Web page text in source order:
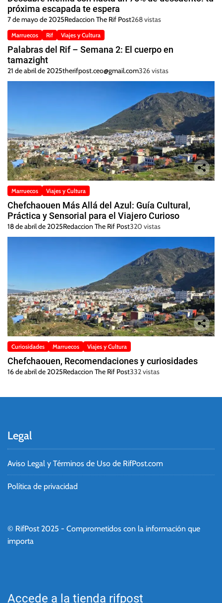
próxima escapada te espera
7 de mayo de 2025Redaccion The Rif Post268 vistas
Marruecos Rif Viajes y Cultura
Palabras del Rif – Semana 2: El cuerpo en
tamazight
21 de abril de 2025therifpost.ceo@gmail.com326 vistas
Marruecos Viajes y Cultura
Chefchaouen Más Allá del Azul: Guía Cultural,
Práctica y Sensorial para el Viajero Curioso
18 de abril de 2025Redaccion The Rif Post320 vistas
Curiosidades Marruecos Viajes y Cultura
Chefchaouen, Recomendaciones y curiosidades
16 de abril de 2025Redaccion The Rif Post332 vistas
Legal
Aviso Legal y Términos de Uso de RifPost.com
Política de privacidad
© RifPost 2025 - Comprometidos con la información que
importa
Accede a la tienda rifpost